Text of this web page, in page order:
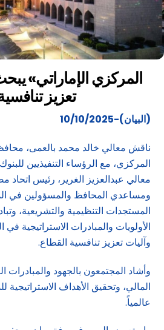
تعزيز
(البيان)-10/10/2025
ناقش معالي خالد محمد بالعمى،
المركزي، مع الرؤساء التنفيذيين
معالي عبدالعزيز الغرير، رئيس اتحاد
ومساعدي المحافظ والمسؤولين في
المستجدات التنظيمية والتشريعية،
الأولويات والمبادرات الاستراتيجية
وآليات تعزيز تنافسية القطاع.
وأشاد المجتمعون بالجهود والمبادرات
المالي، وتحقيق الأهداف الاستراتيجية
عالمياً.